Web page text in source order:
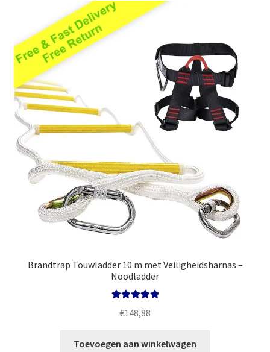
Brandtrap Touwladder 10 m met Veiligheidsharnas –
Noodladder
uit 5
€148,88
Toevoegen aan winkelwagen